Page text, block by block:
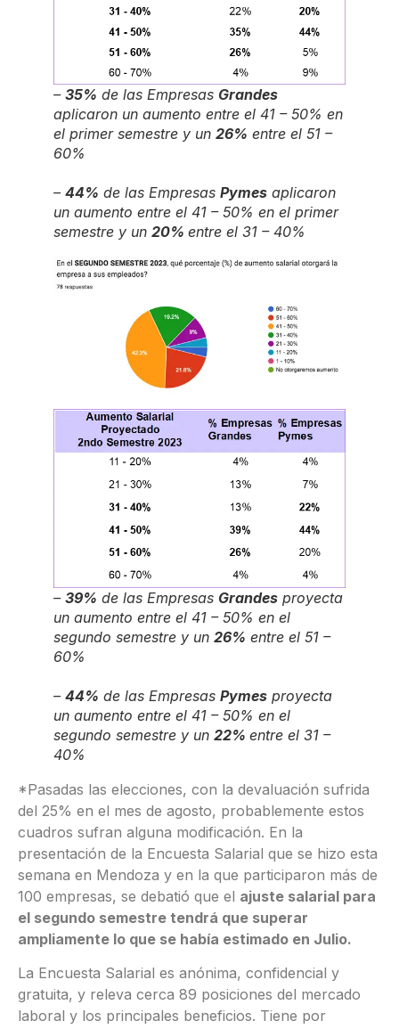
– 35% de las Empresas Grandes
aplicaron un aumento entre el 41 – 50% en
el primer semestre y un 26% entre el 51 –
60%
– 44% de las Empresas Pymes aplicaron
un aumento entre el 41 – 50% en el primer
semestre y un 20% entre el 31 – 40%
– 39% de las Empresas Grandes proyecta
un aumento entre el 41 – 50% en el
segundo semestre y un 26% entre el 51 –
60%
– 44% de las Empresas Pymes proyecta
un aumento entre el 41 – 50% en el
segundo semestre y un 22% entre el 31 –
40%
*Pasadas las elecciones, con la devaluación sufrida
del 25% en el mes de agosto, probablemente estos
cuadros sufran alguna modificación. En la
presentación de la Encuesta Salarial que se hizo esta
semana en Mendoza y en la que participaron más de
100 empresas, se debatió que el ajuste salarial para
el segundo semestre tendrá que superar
ampliamente lo que se había estimado en Julio.
La Encuesta Salarial es anónima, confidencial y
gratuita, y releva cerca 89 posiciones del mercado
laboral y los principales beneficios. Tiene por